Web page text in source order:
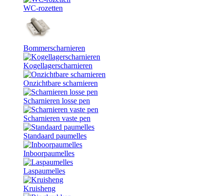
WC-rozetten
Bommerscharnieren
Kogellagerscharnieren
Onzichtbare scharnieren
Scharnieren losse pen
Scharnieren vaste pen
Standaard paumelles
Inboorpaumelles
Laspaumelles
Kruisheng